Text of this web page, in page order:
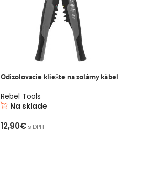
Odizolovacie kliešte na solárny kábel
Rebel Tools
Na sklade
12,90€s DPH